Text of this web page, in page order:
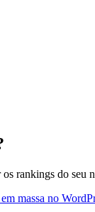
rankings do seu
massa no